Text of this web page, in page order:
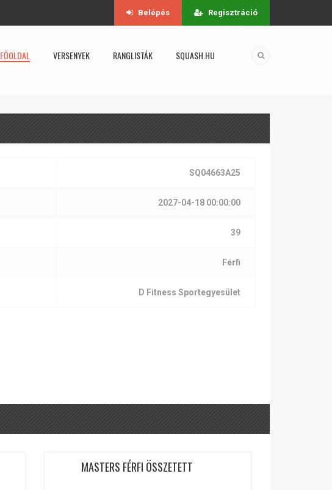
Belépés Regisztráció
FŐOLDAL VERSENYEK RANGLISTÁK SQUASH.HU
SQ04663A25
2027-04-18 00:00:00
39
Férfi
D Fitness Sportegyesület
MASTERS FÉRFI ÖSSZETETT